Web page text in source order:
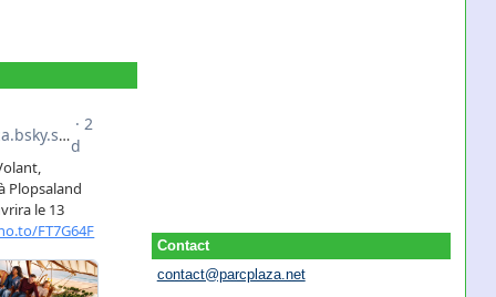
Contact
contact@parcplaza.net